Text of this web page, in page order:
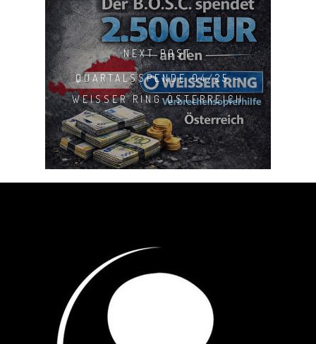
NEXT POST
QUARTALSSPENDE 04/25 -
WEISSER RING ÖSTERREICH